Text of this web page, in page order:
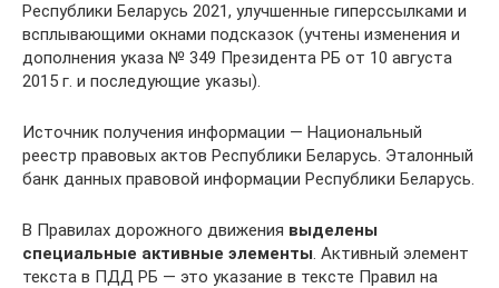
Республики Беларусь 2021, улучшенные гиперссылками и
всплывающими окнами подсказок (учтены изменения и
дополнения указа № 349 Президента РБ от 10 августа
2015 г. и последующие указы).
Источник получения информации — Национальный
реестр правовых актов Республики Беларусь. Эталонный
банк данных правовой информации Республики Беларусь.
В Правилах дорожного движения выделены
специальные активные элементы. Активный элемент
текста в ПДД РБ — это указание в тексте Правил на